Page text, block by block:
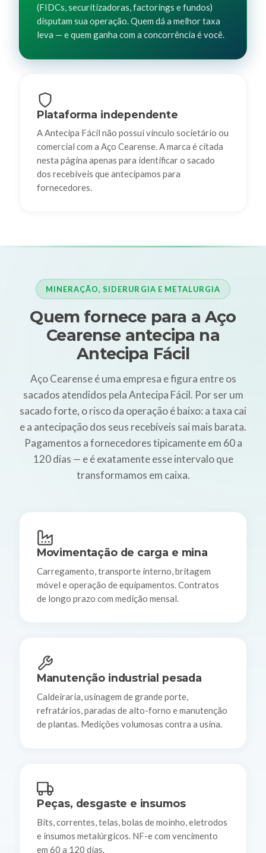
(FIDCs, securitizadoras, factorings e fundos)
disputam sua operação. Quem dá a melhor taxa
leva — e quem ganha com a concorrência é você.
Plataforma independente
A Antecipa Fácil não possui vínculo societário ou
comercial com a Aço Cearense. A marca é citada
nesta página apenas para identificar o sacado
dos recebíveis que antecipamos para
fornecedores.
MINERAÇÃO, SIDERURGIA E METALURGIA
Quem fornece para a Aço
Cearense antecipa na
Antecipa Fácil
Aço Cearense é uma empresa e figura entre os
sacados atendidos pela Antecipa Fácil. Por ser um
sacado forte, o risco da operação é baixo: a taxa cai
e a antecipação dos seus recebíveis sai mais barata.
Pagamentos a fornecedores tipicamente em 60 a
120 dias — e é exatamente esse intervalo que
transformamos em caixa.
Movimentação de carga e mina
Carregamento, transporte interno, britagem
móvel e operação de equipamentos. Contratos
de longo prazo com medição mensal.
Manutenção industrial pesada
Caldeiraria, usinagem de grande porte,
refratários, paradas de alto-forno e manutenção
de plantas. Medições volumosas contra a usina.
Peças, desgaste e insumos
Bits, correntes, telas, bolas de moinho, eletrodos
e insumos metalúrgicos. NF-e com vencimento
em 60 a 120 dias.